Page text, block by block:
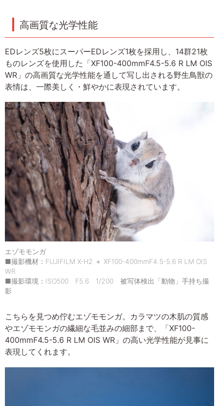
高画質な光学性能
EDレンズ5枚にスーパーEDレンズ1枚を採用し、14群21枚
ものレンズを使用した「XF100-400mmF4.5-5.6 R LM OIS
WR」の高画質な光学性能を通して写し出される野生鳥獣の
表情は、一際美しく・鮮やかに表現されています。
エゾモモンガ
■撮影機材：FUJIFILM X-H2 ＋ XF100-400mmF4.5-5.6 R LM OIS
WR
■撮影環境：ISO500 F5.6 1/200 被写体検出「動物」手持ち撮
影
こちらを見つめ佇むエゾモモンガ。カラマツの木肌の質感
やエゾモモンガの繊細な毛並みの細部まで、「XF100-
400mmF4.5-5.6 R LM OIS WR」の高い光学性能が見事に
表現してくれます。